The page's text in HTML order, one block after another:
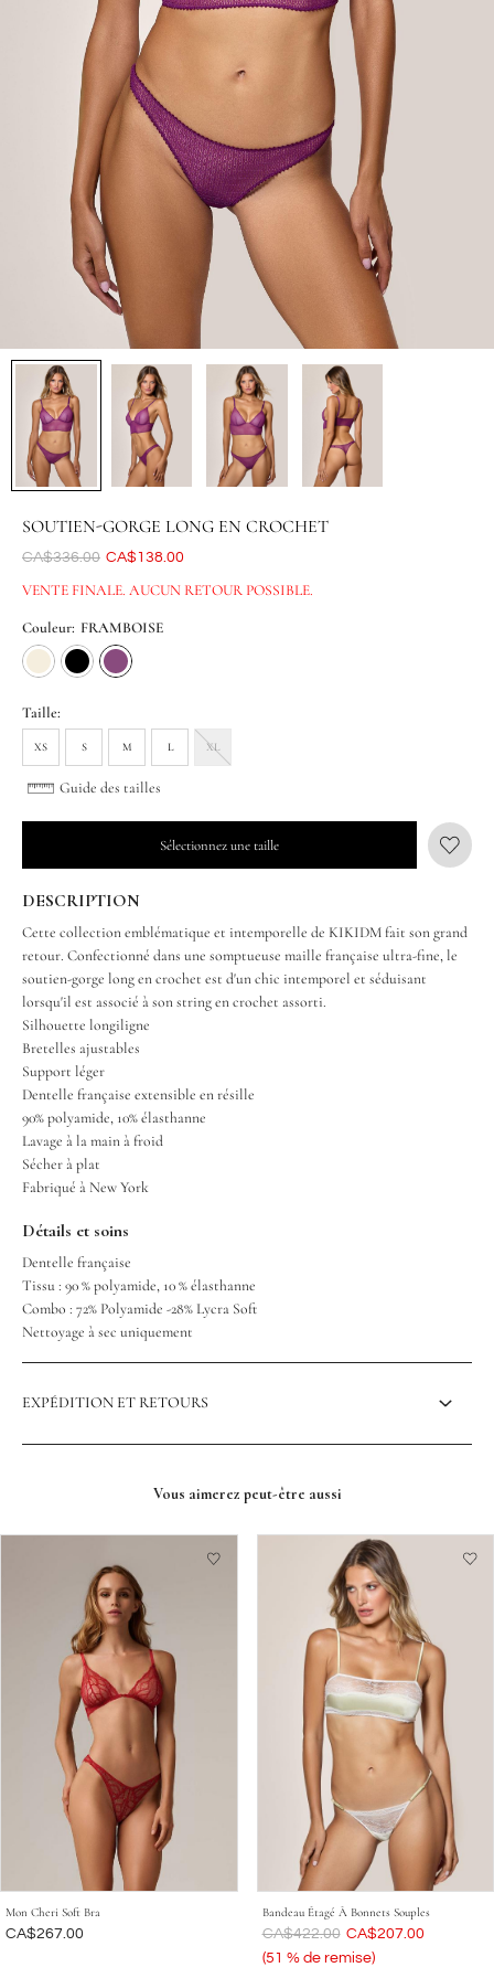
SOUTIEN-GORGE LONG EN CROCHET
Était
CA$336.00 Maintenant
CA$138.00
VENTE FINALE. AUCUN RETOUR POSSIBLE.
Couleur: FRAMBOISE
Taille:
XS S M L XL
Guide des tailles
Sélectionnez une taille
DESCRIPTION
Cette collection emblématique et intemporelle de KIKIDM fait son grand
retour. Confectionné dans une somptueuse maille française ultra-fine, le
soutien-gorge long en crochet est d'un chic intemporel et séduisant
lorsqu'il est associé à son string en crochet assorti.
Silhouette longiligne
Bretelles ajustables
Support léger
Dentelle française extensible en résille
90% polyamide, 10% élasthanne
Lavage à la main à froid
Sécher à plat
Fabriqué à New York
Détails et soins
Dentelle française
Tissu : 90 % polyamide, 10 % élasthanne
Combo : 72% Polyamide -28% Lycra Soft
Nettoyage à sec uniquement
EXPÉDITION ET RETOURS
Vous aimerez peut-être aussi
Mon Cheri Soft Bra
Était
CA$267.00
Bandeau Étagé À Bonnets Souples
Était
CA$422.00 Maintenant
CA$207.00
(51 % de remise)